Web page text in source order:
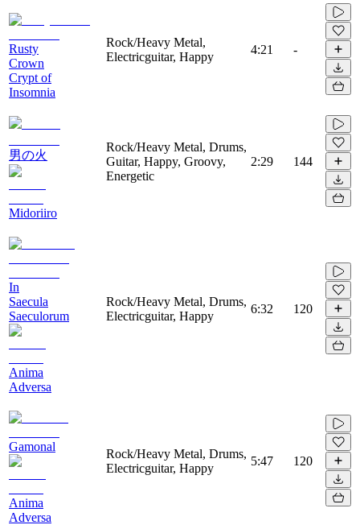
Rusty
Crown
Crypt of
Insomnia
Rock/Heavy Metal,
Electricguitar, Happy
4:21 -
男の火
Midoriiro
Rock/Heavy Metal, Drums,
Guitar, Happy, Groovy,
Energetic
2:29 144
In
Saecula
Saeculorum
Anima
Adversa
Rock/Heavy Metal, Drums,
Electricguitar, Happy
6:32 120
Gamonal
Anima
Adversa
Rock/Heavy Metal, Drums,
Electricguitar, Happy
5:47 120